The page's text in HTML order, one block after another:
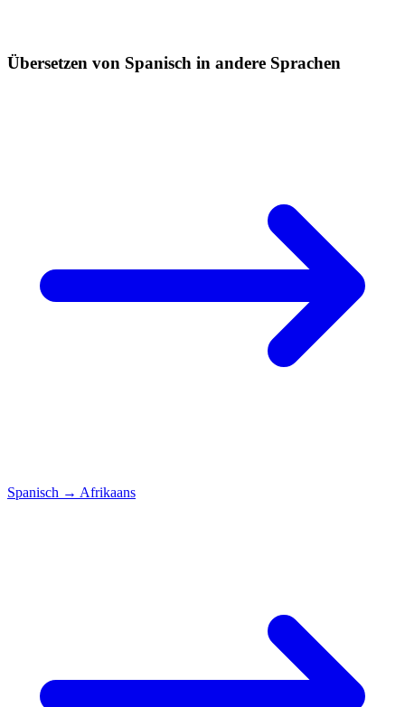
Übersetzen von Spanisch in andere Sprachen
Spanisch → Afrikaans